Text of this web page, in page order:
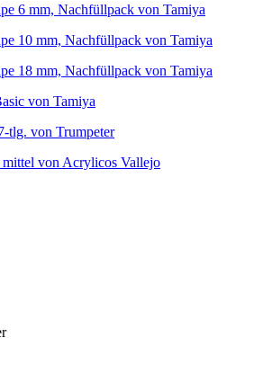
6 mm, Nachfüllpack von Tamiya
10 mm, Nachfüllpack von Tamiya
18 mm, Nachfüllpack von Tamiya
von Tamiya
tlg. von Trumpeter
von Acrylicos Vallejo